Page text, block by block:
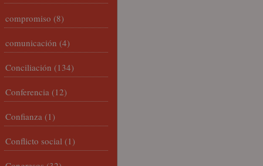
compromiso (8)
comunicación (4)
Conciliación (134)
Conferencia (12)
Confianza (1)
Conflicto social (1)